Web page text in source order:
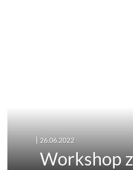
26.06.2022
Workshop